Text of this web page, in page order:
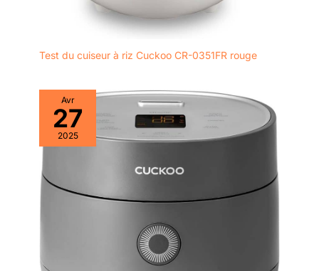
Test du cuiseur à riz Cuckoo CR-0351FR rouge
Avr
27
2025